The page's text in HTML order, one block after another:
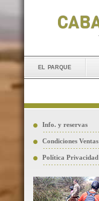
el parque
Info. y reservas
Condiciones Ventas
Política Privacidad